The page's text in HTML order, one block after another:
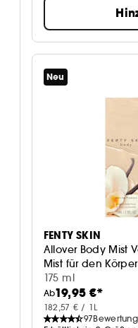
Neu
FENTY SKIN
Allover Body Mist
Mist für den Körper
175 ml
Ab19,95 €*
182,57 € / 1L
97